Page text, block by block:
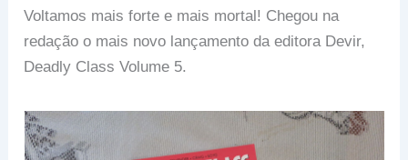
Voltamos mais forte e mais mortal! Chegou na
redação o mais novo lançamento da editora Devir,
Deadly Class Volume 5.